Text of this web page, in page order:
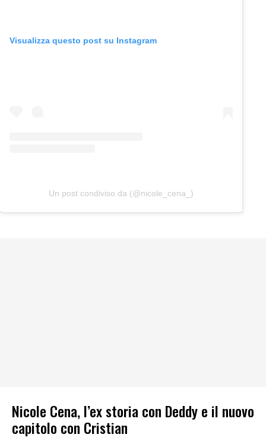
Visualizza questo post su Instagram
Un post condiviso da (@nicole_cena_)
Nicole Cena, l’ex storia con Deddy e il nuovo
capitolo con Cristian